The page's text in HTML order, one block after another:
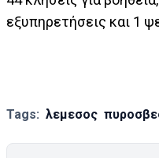
εξυπηρετήσεις και 1
Tags: λεμεσος